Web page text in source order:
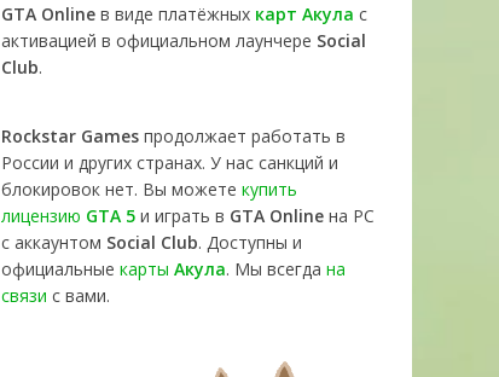
GTA Online в виде платёжных карт Акула с
активацией в официальном лаунчере Social
Club.
Rockstar Games продолжает работать в
России и других странах. У нас санкций и
блокировок нет. Вы можете купить
лицензию GTA 5 и играть в GTA Online на PC
с аккаунтом Social Club. Доступны и
официальные карты Акула. Мы всегда на
связи с вами.